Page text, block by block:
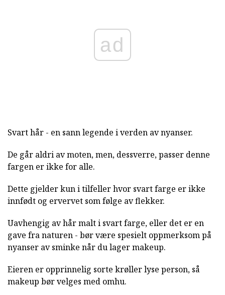
ad
Svart hår - en sann legende i verden av nyanser.
De går aldri av moten, men, dessverre, passer denne
fargen er ikke for alle.
Dette gjelder kun i tilfeller hvor svart farge er ikke
innfødt og ervervet som følge av flekker.
Uavhengig av hår malt i svart farge, eller det er en
gave fra naturen - bør være spesielt oppmerksom på
nyanser av sminke når du lager makeup.
Eieren er opprinnelig sorte krøller lyse person, så
makeup bør velges med omhu.